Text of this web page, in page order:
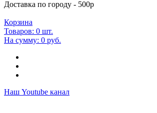
Доставка по городу - 500р
Корзина
Товаров: 0 шт.
На сумму: 0 руб.
Наш Youtube канал